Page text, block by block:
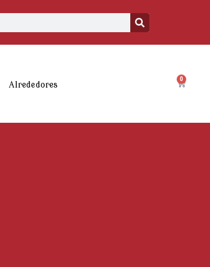
Alrededores
0
Carrito